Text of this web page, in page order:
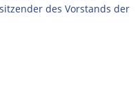
des Vorstands der